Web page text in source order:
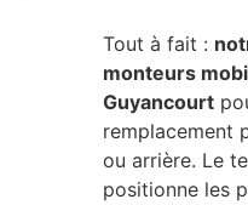
Tout à fait :
monteurs
Guyancourt
remplacement
ou arrière. Le
positionne les